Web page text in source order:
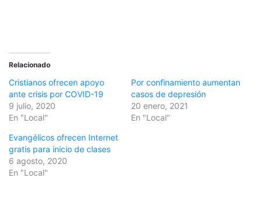
Relacionado
Cristianos ofrecen apoyo
ante crisis por COVID-19
9 julio, 2020
En "Local"
Por confinamiento aumentan
casos de depresión
20 enero, 2021
En "Local"
Evangélicos ofrecen Internet
gratis para inicio de clases
6 agosto, 2020
En "Local"